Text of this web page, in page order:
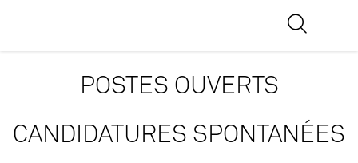
POSTES OUVERTS
CANDIDATURES SPONTANÉES